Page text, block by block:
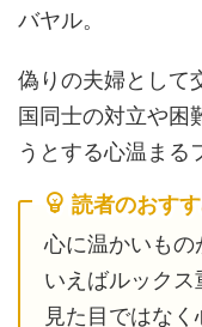
バヤル。
偽りの夫婦として
国同士の対立や困
うとする心温まる
読者のおす
心に温かいも
いえばルックス
見た目ではな